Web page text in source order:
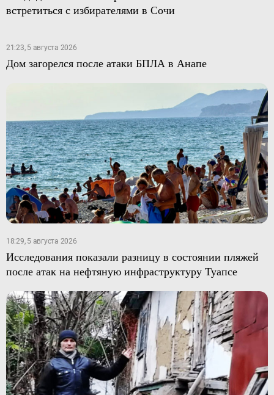
встретиться с избирателями в Сочи
21:23, 5 августа 2026
Дом загорелся после атаки БПЛА в Анапе
18:29, 5 августа 2026
Исследования показали разницу в состоянии пляжей
после атак на нефтяную инфраструктуру Туапсе